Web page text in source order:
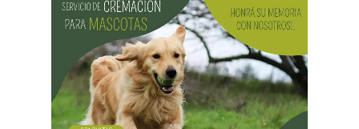
vinculada con «los plazos propios del régimen de
contrataciones públicas y los requerimientos de auditoría
médica», y no con un rechazo de la cobertura. También
señaló que la silla de ruedas se encontraba en trámite y
que las prestaciones habían sido autorizadas.
El Superior Tribunal entendió que esos argumentos no